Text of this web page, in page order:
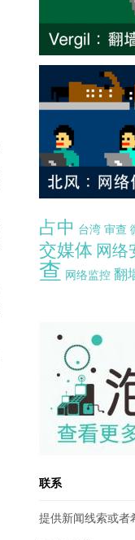
占中 台湾 审查
交媒体 网络
查 网络监控 翻
pao-pao-
联系
提供新闻线索或者